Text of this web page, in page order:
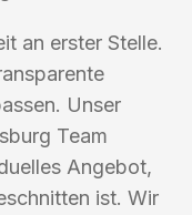
an erster Stelle.
Unser
Team
Angebot,
ist. Wir